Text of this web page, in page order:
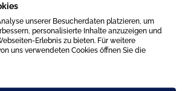
Unsere Häuser
unserer Besucherdaten platzieren, um
personalisierte Inhalte anzuzeigen und
Erlebnis zu bieten. Für weitere
uns verwendeten Cookies öffnen Sie die